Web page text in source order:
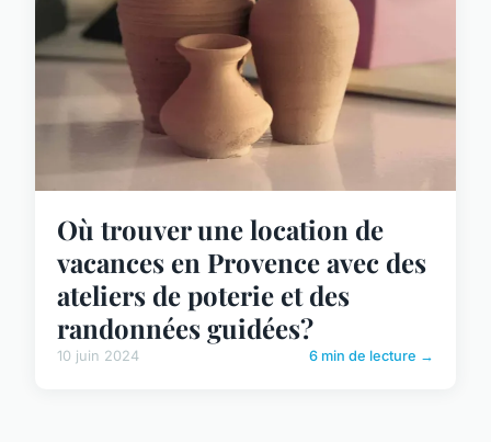
Où trouver une location de
vacances en Provence avec des
ateliers de poterie et des
randonnées guidées?
10 juin 2024 6 min de lecture →